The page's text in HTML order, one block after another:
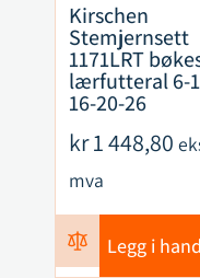
Kirschen
Stemjernsett
1171LRT
lærfutteral 6-
16-20-26
kr1 448,80
mva
Legg i